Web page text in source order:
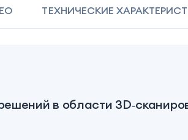
ТЕХНИЧЕСКИЕ
в области